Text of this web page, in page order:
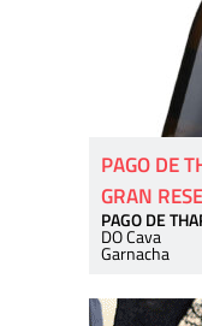
PAGO DE
GRAN
PAGO DE
DO Cava
Garnacha